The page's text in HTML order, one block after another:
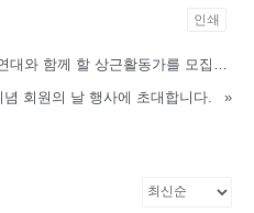
인쇄
회원의 날 행사에 초대합니다.
»